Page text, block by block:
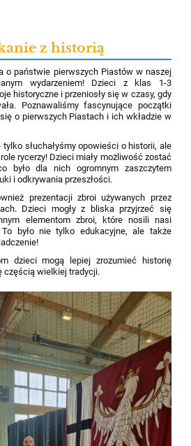
z historią
o państwie pierwszych Piastów w naszej
wydarzeniem! Dzieci z klas 1-3
historyczne i przeniosły się w czasy, gdy
Poznawaliśmy fascynujące początki
o pierwszych Piastach i ich wkładzie w
słuchałyśmy opowieści o historii, ale
rycerzy! Dzieci miały możliwość zostać
było dla nich ogromnym zaszczytem
i odkrywania przeszłości.
prezentacji zbroi używanych przez
Dzieci mogły z bliska przyjrzeć się
elementom zbroi, które nosili nasi
To było nie tylko edukacyjne, ale także
dzieci mogą lepiej zrozumieć historię
częścią wielkiej tradycji.